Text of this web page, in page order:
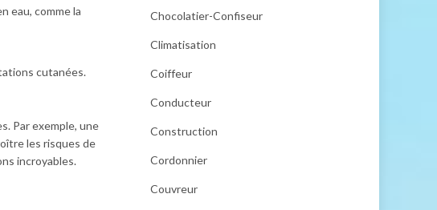
eau, comme la
cutanées.
Par exemple, une
les risques de
incroyables.
Chocolatier-Confiseur
Climatisation
Coiffeur
Conducteur
Construction
Cordonnier
Couvreur